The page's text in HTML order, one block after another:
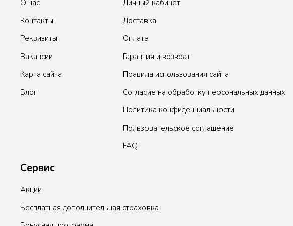
О нас
Контакты
Реквизиты
Вакансии
Карта сайта
Блог
Личный кабинет
Доставка
Оплата
Гарантия и возврат
Правила использования сайта
Согласие на обработку персональных данных
Политика конфиденциальности
Пользовательское соглашение
FAQ
Сервис
Акции
Бесплатная дополнительная страховка